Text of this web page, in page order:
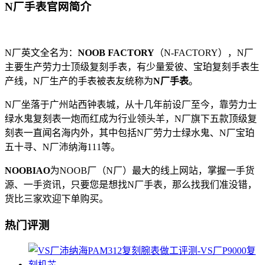
N厂手表官网简介
N厂英文全名为： NOOB FACTORY （N-FACTORY），N厂
主要生产劳力士顶级复刻手表，有少量爱彼、宝珀复刻手表生
产线，N厂生产的手表被表友统称为N厂手表。
N厂坐落于广州站西钟表城，从十几年前设厂至今，靠劳力士
绿水鬼复刻表一炮而红成为行业领头羊，N厂旗下五款顶级复
刻表一直闻名海内外，其中包括N厂劳力士绿水鬼、N厂宝珀
五十寻、N厂沛纳海111等。
NOOBIAO为NOOB厂（N厂）最大的线上网站，掌握一手货
源、一手资讯，只要您是想找N厂手表，那么找我们准没错，
货比三家欢迎下单购买。
热门评测